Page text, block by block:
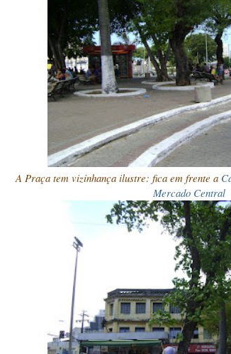
A Praça tem vizinhança ilustre: fica em frente a
Mercado Central